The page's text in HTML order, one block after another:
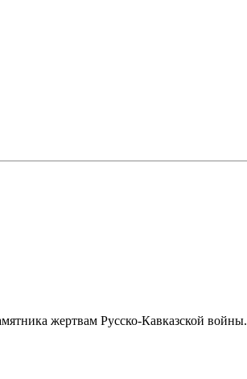
жертвам Русско-Кавказской войны.